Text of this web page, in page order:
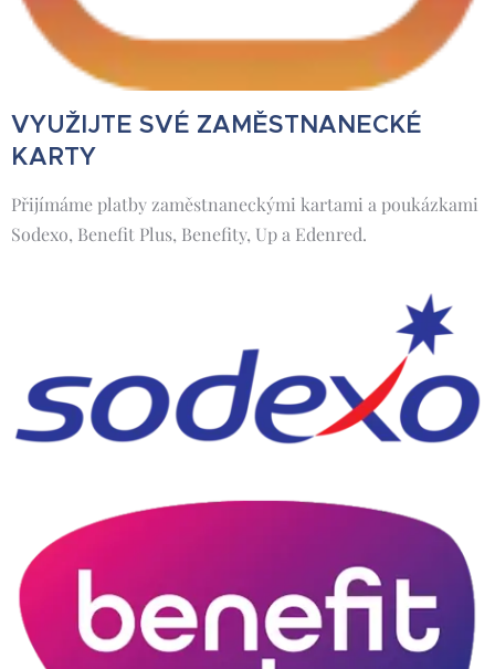
VYUŽIJTE SVÉ ZAMĚSTNANECKÉ
KARTY
Přijímáme platby zaměstnaneckými kartami a poukázkami
Sodexo, Benefit Plus, Benefity, Up a Edenred.